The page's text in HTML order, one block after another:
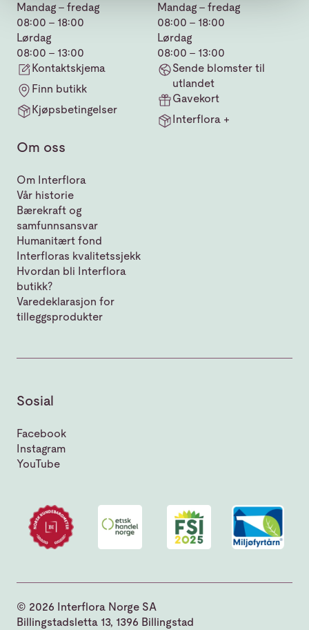
Mandag - fredag
08:00 - 18:00
Lørdag
08:00 - 13:00
Kontaktskjema
Finn butikk
Kjøpsbetingelser
Mandag - fredag
08:00 - 18:00
Lørdag
08:00 - 13:00
Sende blomster til
utlandet
Gavekort
Interflora +
Om oss
Om Interflora
Vår historie
Bærekraft og
samfunnsansvar
Humanitært fond
Interfloras kvalitetssjekk
Hvordan bli Interflora
butikk?
Varedeklarasjon for
tilleggsprodukter
Sosial
Facebook
Instagram
YouTube
© 2026 Interflora Norge SA
Billingstadsletta 13, 1396 Billingstad